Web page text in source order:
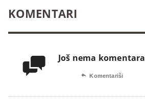
KOMENTARI
 Još nema komentara
 Komentariši